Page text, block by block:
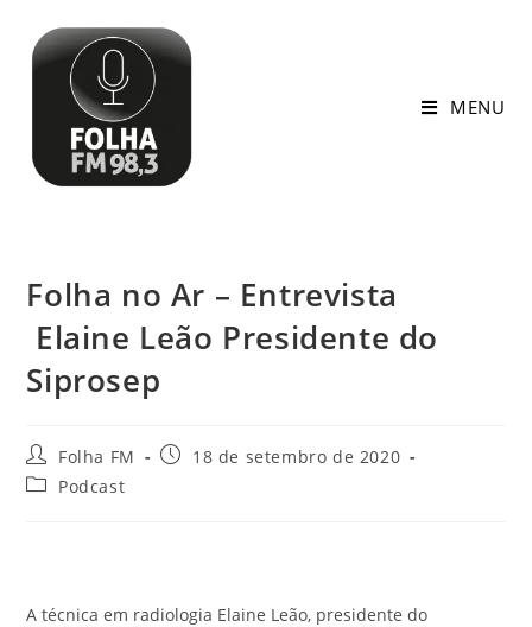
MENU
Folha no Ar – Entrevista
Elaine Leão Presidente do
Siprosep
Folha FM
18 de setembro de 2020
Podcast
A técnica em radiologia Elaine Leão, presidente do